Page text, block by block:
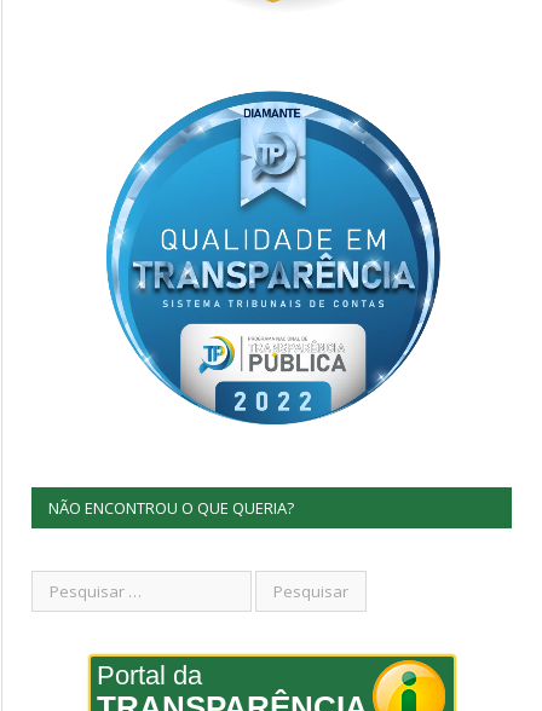
NÃO ENCONTROU O QUE QUERIA?
Portal da